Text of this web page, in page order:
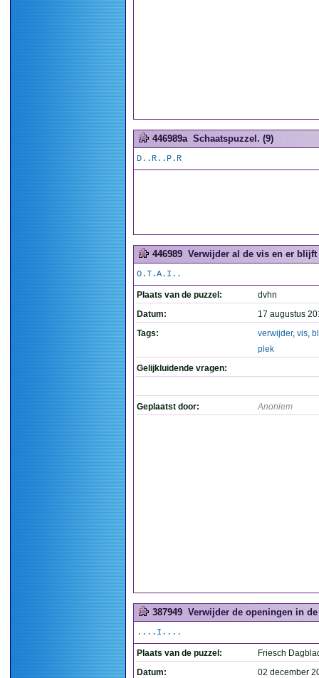
446989a Schaatspuzzel. (9)
D..R..P.R
446989 Verwijder al de vis en er blijft
O.T.A.I..
Plaats van de puzzel:
dvhn
Datum:
17 augustus
Tags:
verwijder, vis,
plek
Gelijkluidende vragen:
Geplaatst door: Anoniem
387949 Verwijder de openingen in
....I....
Plaats van de puzzel:
Friesch
Datum:
02 december